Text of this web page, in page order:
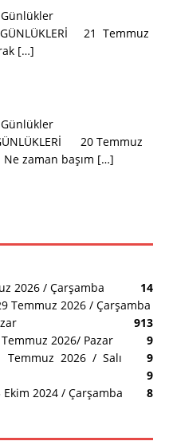
Günlükler
GÜNLÜKLERİ 21 Temmuz
[…]
Günlükler
20 Temmuz
zaman başım […]
2026 / Çarşamba
14
Temmuz 2026 / Çarşamba
13
9
2026/ Pazar
9
Temmuz 2026 / Salı
9
9
2024 / Çarşamba
8